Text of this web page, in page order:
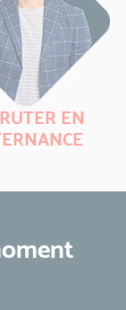
EN